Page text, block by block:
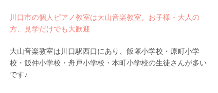
川口市の個人ピアノ教室は大山音楽教室。お子様・大人の
方、見学だけでも大歓迎
大山音楽教室は川口駅西口にあり、飯塚小学校・原町小学
校・飯仲小学校・舟戸小学校・本町小学校の生徒さんが多い
です♪